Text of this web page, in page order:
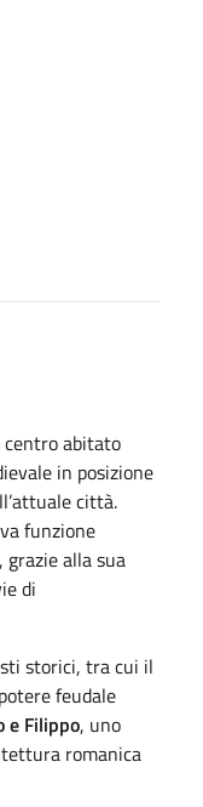
centro abitato
in posizione
città.
funzione
alla sua
di
storici, tra cui il
feudale
e Filippo, uno
romanica